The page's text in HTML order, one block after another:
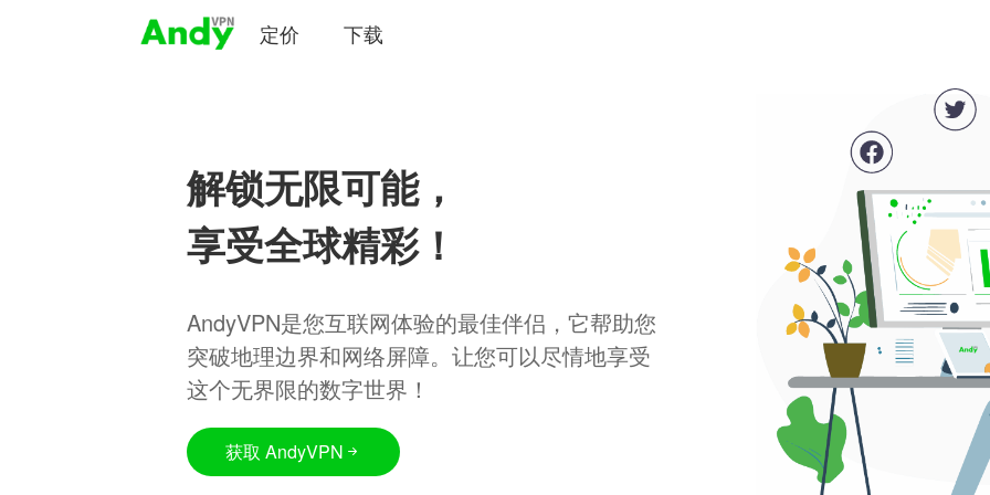
定价 下载
解锁无限可能，
享受全球精彩！
AndyVPN是您互联网体验的最佳伴侣，它帮助您
突破地理边界和网络屏障。让您可以尽情地享受
这个无界限的数字世界！
获取 AndyVPN